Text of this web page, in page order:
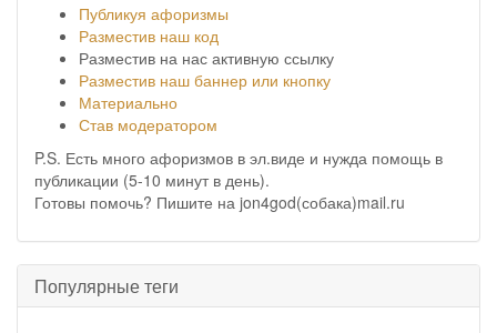
Публикуя афоризмы
Разместив наш код
Разместив на нас активную ссылку
Разместив наш баннер или кнопку
Материально
Став модератором
P.S. Есть много афоризмов в эл.виде и нужда помощь в
публикации (5-10 минут в день).
Готовы помочь? Пишите на jon4god(собака)mail.ru
Популярные теги